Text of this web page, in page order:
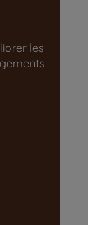
les